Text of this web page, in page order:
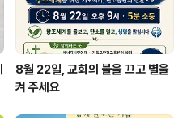
8월 22일, 교회의 불을 끄고 별을
켜 주세요